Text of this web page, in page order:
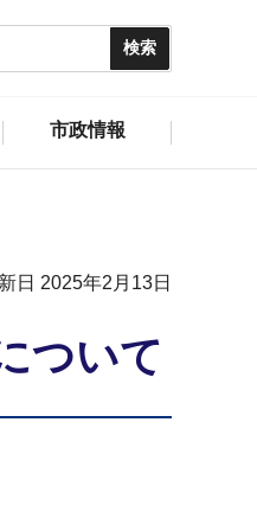
市政情報
日 2025年2月13日
ついて